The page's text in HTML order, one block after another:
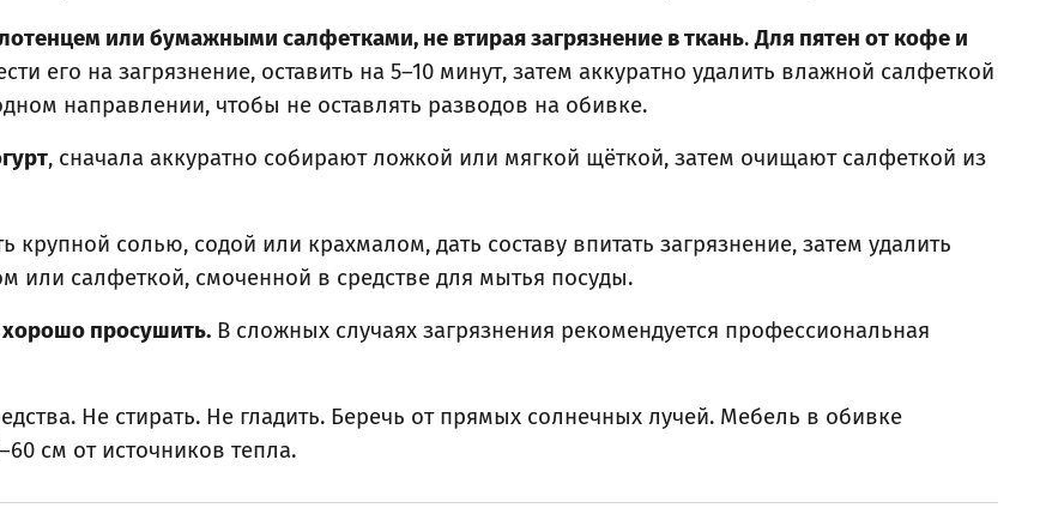
или бумажными салфетками, не втирая загрязнение в ткань.Для пятен от кофе и
его на загрязнение, оставить на 5–10 минут, затем аккуратно удалить влажной салфеткой
направлении, чтобы не оставлять разводов на обивке.
, сначала аккуратно собирают ложкой или мягкой щёткой, затем очищают салфеткой из
солью, содой или крахмалом, дать составу впитать загрязнение, затем удалить
или салфеткой, смоченной в средстве для мытья посуды.
просушить. В сложных случаях загрязнения рекомендуется профессиональная
Не стирать. Не гладить. Беречь от прямых солнечных лучей. Мебель в обивке
см от источников тепла.